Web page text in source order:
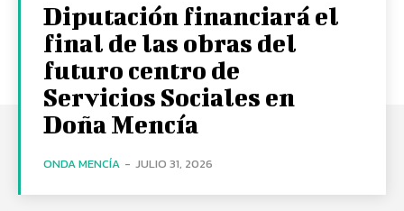
Diputación financiará el
final de las obras del
futuro centro de
Servicios Sociales en
Doña Mencía
ONDA MENCÍA - JULIO 31, 2026